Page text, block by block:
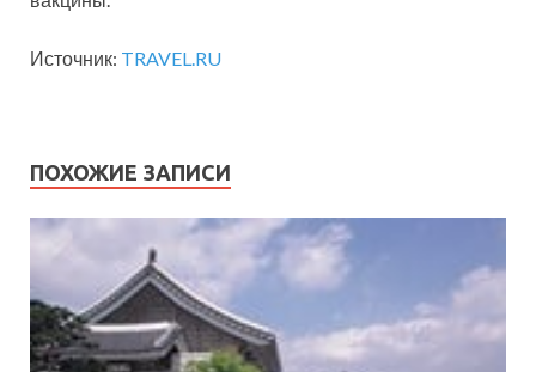
Источник: TRAVEL.RU
ПОХОЖИЕ ЗАПИСИ